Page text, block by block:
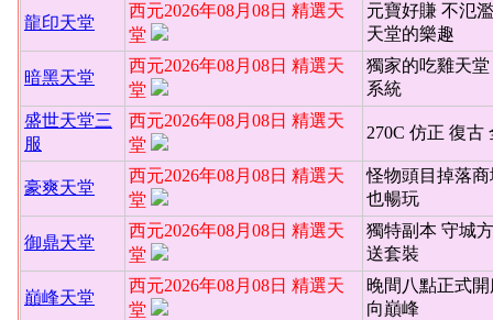
龍印天堂
西元2026年08月08日 精選天
堂
元寶好賺 不氾
天堂的樂趣
暗黑天堂
西元2026年08月08日 精選天
堂
獨家的吃雞天
系統
盛世天堂三
服
西元2026年08月08日 精選天
堂
270C 仿正 復古
豪爽天堂
西元2026年08月08日 精選天
堂
怪物頭目掉落
也暢玩
御鼎天堂
西元2026年08月08日 精選天
堂
獨特副本 守城
送套裝
巔峰天堂
西元2026年08月08日 精選天
堂
晚間八點正式
向巔峰